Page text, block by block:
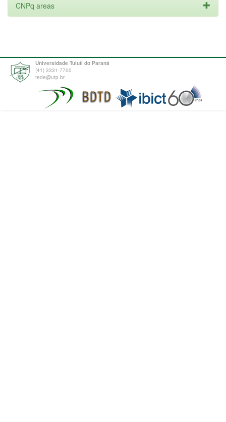
CNPq areas
Universidade Tuiuti do Paraná
(41) 3331-7700
tede@utp.br